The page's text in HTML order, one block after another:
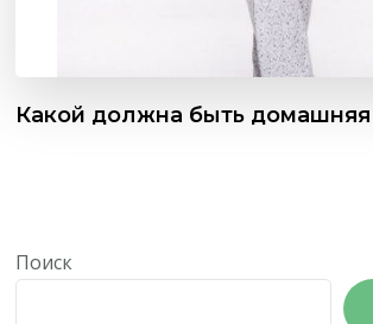
Какой должна быть
Поиск